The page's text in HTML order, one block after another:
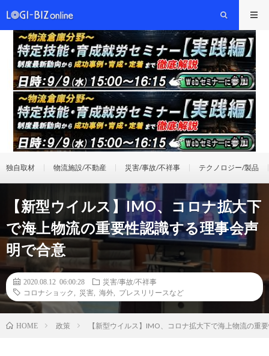
独自取材 物流施設/不動産 災害/事故/不祥事 テクノロジー/製品
【新型ウイルス】IMO、コロナ拡大下
で海上物流の重要性認識する理事会声
明で合意
2020.08.12 06:00:28
災害/事故/不祥事
コロナショック
災害 海外 プレスリリースなど
HOME 政策 【新型ウイルス】IMO、コロナ拡大下で海上物流の重